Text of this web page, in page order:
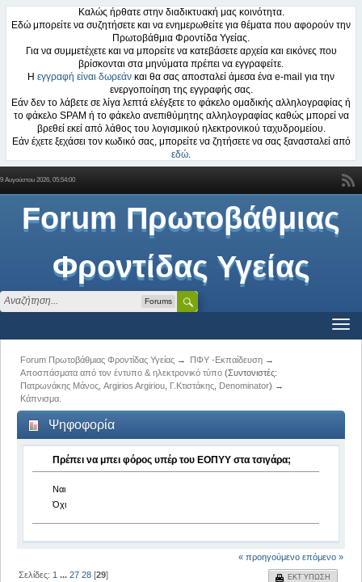
Καλώς ήρθατε στην διαδικτυακή μας κοινότητα.
Εδώ μπορείτε να συζητήσετε και να ενημερωθείτε για θέματα που αφορούν την
Πρωτοβάθμια Φροντίδα Υγείας.
Για να συμμετέχετε και να μπορείτε να κατεβάσετε αρχεία και εικόνες που
βρίσκονται στα μηνύματα πρέπει να εγγραφείτε.
Η εγγραφή είναι δωρεάν και θα σας αποσταλεί άμεσα ένα e-mail για την
ενεργοποίηση της εγγραφής σας.
Εάν δεν το λάβετε σε λίγα λεπτά ελέγξετε το φάκελο ομαδικής αλληλογραφίας ή
το φάκελο SPAM ή το φάκελο ανεπιθύμητης αλληλογραφίας καθώς μπορεί να
βρεθεί εκεί από λάθος του λογισμικού ηλεκτρονικού ταχυδρομείου.
Εάν έχετε ξεχάσει τον κωδικό σας, μπορείτε να ζητήσετε να σας ξανασταλεί από
εδώ.
9 Αυγούστου 2026, 05:54:00
Forum Πρωτοβάθμιας
Φροντίδας Υγείας
Forums
Forum Πρωτοβάθμιας Φροντίδας Υγείας→ ΠΦΥ -Εκπαίδευση →
Αποσπάσματα από τον έντυπο & ηλεκτρονικό τύπο(Συντονιστές:
Πατρωνάκης Μάνος, Argirios Argiriou, Γ.Κτιστάκης, Denominator) →
Κάπνισμα.
Ψηφοφορία
Πρέπει να μπει φόρος υπέρ του ΕΟΠΥΥ στα τσιγάρα;
Ναι
Όχι
« προηγούμενο επόμενο »
ΕΚΤΎΠΩΣΗ
Σελίδες:1 ...27 28 [29]